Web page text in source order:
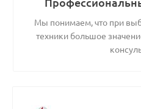
Мы понимаем, что при
техники большое